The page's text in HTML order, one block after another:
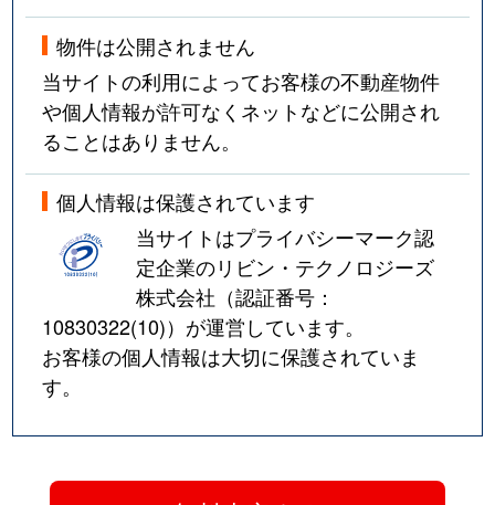
物件は公開されません
当サイトの利用によってお客様の不動産物件
や個人情報が許可なくネットなどに公開され
ることはありません。
個人情報は保護されています
当サイトはプライバシーマーク認
定企業のリビン・テクノロジーズ
株式会社（認証番号：
10830322(10)）が運営しています。
お客様の個人情報は大切に保護されていま
す。